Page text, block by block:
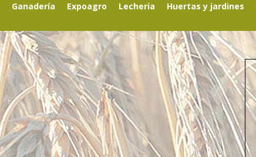
Ganadería Expoagro Lecheria Huertas y jardines